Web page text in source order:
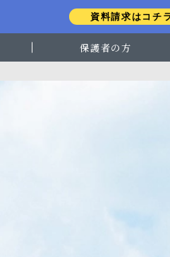
資料請求はコチ
保護者の方